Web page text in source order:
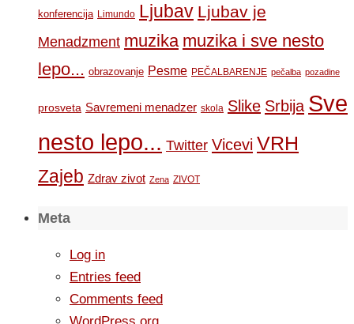
konferencija Limundo Ljubav Ljubav je
Menadzment muzika muzika i sve nesto
lepo... obrazovanje Pesme PEČALBARENJE pečalba pozadine
prosveta Savremeni menadzer skola Slike Srbija Sve
nesto lepo... Twitter Vicevi VRH
Zajeb Zdrav zivot Zena ZIVOT
Meta
Log in
Entries feed
Comments feed